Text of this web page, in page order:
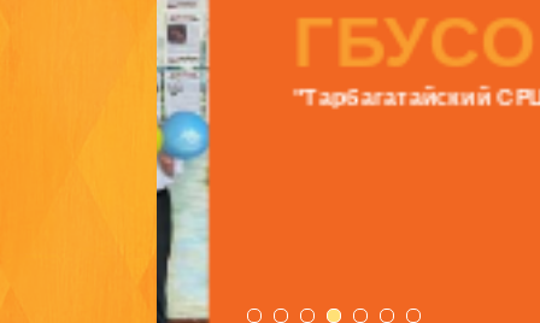
ГБУСО
"Тарбагатайский СРЦН"